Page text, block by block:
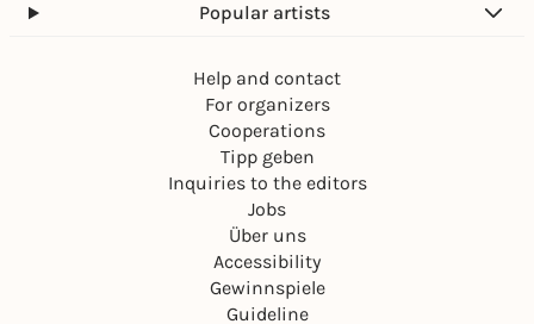
Popular artists
Help and contact
For organizers
Cooperations
Tipp geben
Inquiries to the editors
Jobs
Über uns
Accessibility
Gewinnspiele
Guideline